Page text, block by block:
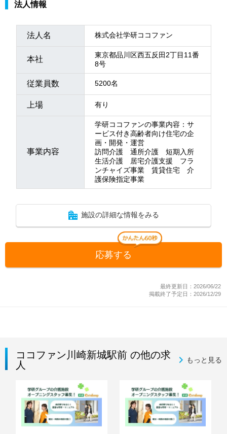
法人情報
法人名 株式会社学研ココファン
本社
東京都品川区西五反田2丁目11番
8号
従業員数 5200名
上場 有り
事業内容
学研ココファンの事業内容：サ
ービス付き高齢者向け住宅の企
画・開発・運営
訪問介護 通所介護 短期入所
生活介護 居宅介護支援 フラ
ンチャイズ事業 賃貸住宅 介
護保険指定事業
施設の詳細な情報をみる
応募する
最終更新日：2026/06/22
掲載終了予定日：2026/12/29
ココファン川崎新城駅前 の他の求
人
もっと見る